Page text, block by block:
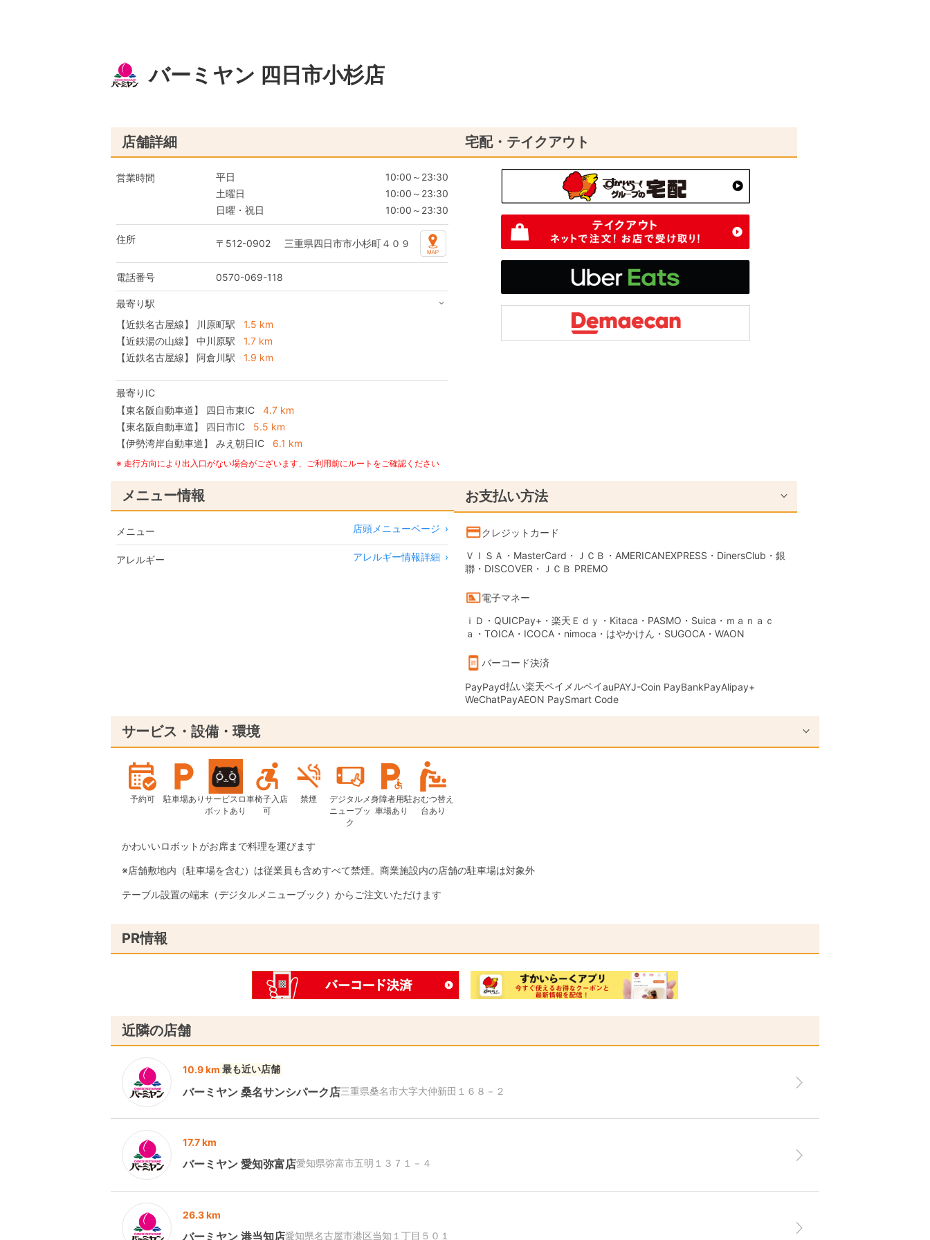
バーミヤン 四日市小杉店
店舗詳細
営業時間 平日
10:00～23:30
土曜日
10:00～23:30
日曜・祝日
10:00～23:30
住所 〒512-0902 三重県四日市市小杉町４０９
電話番号 0570-069-118
最寄り駅
【近鉄名古屋線】 川原町駅
1.5 km
【近鉄湯の山線】 中川原駅
1.7 km
【近鉄名古屋線】 阿倉川駅
1.9 km
最寄りIC
【東名阪自動車道】
四日市東IC
4.7 km
【東名阪自動車道】
四日市IC
5.5 km
【伊勢湾岸自動車道】
みえ朝日IC 6.1 km
※ 走行方向により出入口がない場合がございます、ご利用前にルートをご確認ください
宅配・テイクアウト
メニュー情報
メニュー 店頭メニューページ ›
アレルギー アレルギー情報詳細 ›
お支払い方法
クレジットカード
ＶＩＳＡ・MasterCard・ＪＣＢ・AMERICANEXPRESS・DinersClub・銀
聯・DISCOVER・ＪＣＢ PREMO
電子マネー
ｉＤ・QUICPay+・楽天Ｅｄｙ・Kitaca・PASMO・Suica・ｍａｎａｃ
ａ・TOICA・ICOCA・nimoca・はやかけん・SUGOCA・WAON
バーコード決済
PayPayd払い楽天ペイ メルペイauPAYJ-Coin PayBankPayAlipay+
WeChatPayAEON PaySmart Code
サービス・設備・環境
予約可 駐車場あり サービスロ
ボットあり
車椅子入店
可
禁煙
デジタルメ
ニューブッ
ク
身障者用駐
車場あり
おむつ替え
台あり
かわいいロボットがお席まで料理を運びます
※店舗敷地内（駐車場を含む）は従業員も含めすべて禁煙。商業施設内の店舗の駐車場は対象外
テーブル設置の端末（デジタルメニューブック）からご注文いただけます
PR情報
近隣の店舗
10.9 km 最も近い店舗
バーミヤン 桑名サンシパーク店三重県桑名市大字大仲新田１６８－２
17.7 km
バーミヤン 愛知弥富店愛知県弥富市五明１３７１－４
26.3 km
バーミヤン 港当知店愛知県名古屋市港区当知１丁目５０１